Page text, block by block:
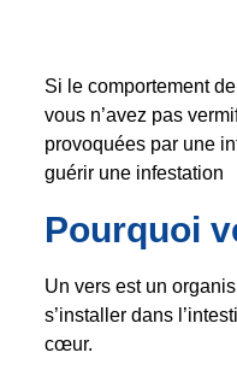
Si le comportement
vous n’avez pas
provoquées par une
guérir une infestation
Pourquoi
Un vers est un
s’installer dans
cœur.